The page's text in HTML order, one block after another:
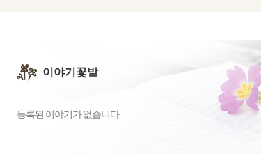
이야기꽃밭
등록된 이야기가 없습니다.